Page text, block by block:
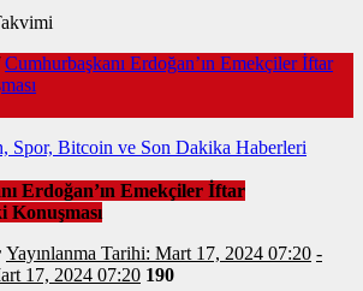
Cumhurbaşkanı Erdoğan’ın Emekçiler İftar
Spor, Bitcoin ve Son Dakika Haberleri
Erdoğan’ın Emekçiler İftar
Konuşması
Yayınlanma Tarihi: Mart 17, 2024 07:20 -
17, 2024 07:20 190